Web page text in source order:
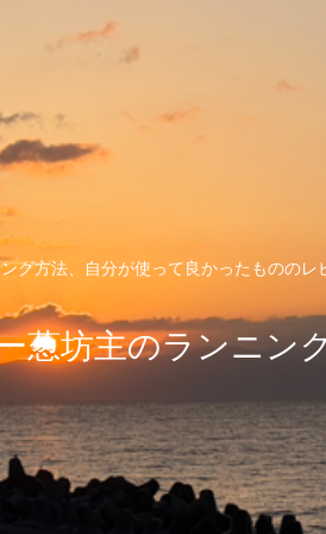
グ方法、自分が使って良かったものの
葱坊主のランニン